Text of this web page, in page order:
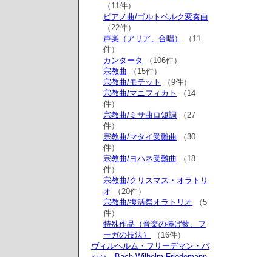
（11件）
ピアノ曲/ゴルトベルク変奏曲
（22件）
声楽（アリア、合唱）
（11
件）
カンタータ
（106件）
宗教曲 （15件）
宗教曲/モテット
（9件）
宗教曲/マニフィカト
（14
件）
宗教曲/ミサ曲ロ短調 （27
件）
宗教曲/マタイ受難曲 （30
件）
宗教曲/ヨハネ受難曲 （18
件）
宗教曲/クリスマス・オラトリ
オ （20件）
宗教曲/復活祭オラトリオ （5
件）
特殊作品（音楽の捧げ物、フ
ーガの技法）
（16件）
ヴィルヘルム・フリーデマン・バ